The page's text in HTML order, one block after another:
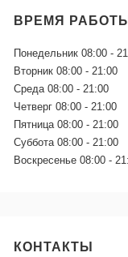
ВРЕМЯ
Понедельник 08:00 -
Вторник 08:00 - 21:00
Среда 08:00 - 21:00
Четверг 08:00 - 21:00
Пятница 08:00 - 21:00
Суббота 08:00 - 21:00
Воскресенье 08:00 -
КОНТАКТЫ